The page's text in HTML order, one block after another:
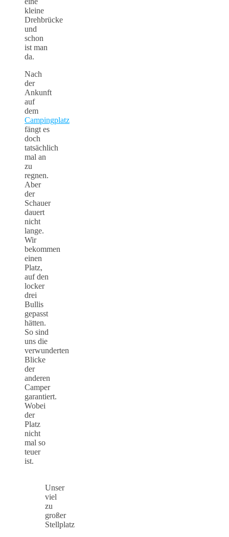
kleine
Drehbrücke
und
schon
ist man
da.
Nach
der
Ankunft
auf
dem
Campingplatz
fängt es
doch
tatsächlich
mal an
zu
regnen.
Aber
der
Schauer
dauert
nicht
lange.
Wir
bekommen
einen
Platz,
auf den
locker
drei
Bullis
gepasst
hätten.
So sind
uns die
verwunderten
Blicke
der
anderen
Camper
garantiert.
Wobei
der
Platz
nicht
mal so
teuer
ist.
Unser
viel
zu
großer
Stellplatz